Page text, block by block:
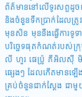
ព័ត៌មាននៅលើទូរសព្ទដូ
និងចំនួនទឹកប្រាក់ដែលត្រូ
មុនសិន មុននឹងធ្វើការទូទ
បរិច្ឆេទផុតកំណត់របស់
លី ហួរ ផេប្រ៉ូ ភីអិលស៊ី
ផ្សេងៗ ដែលកើតមានឡ
គ្រប់ចំនួនជាក់ស្តែង ជា